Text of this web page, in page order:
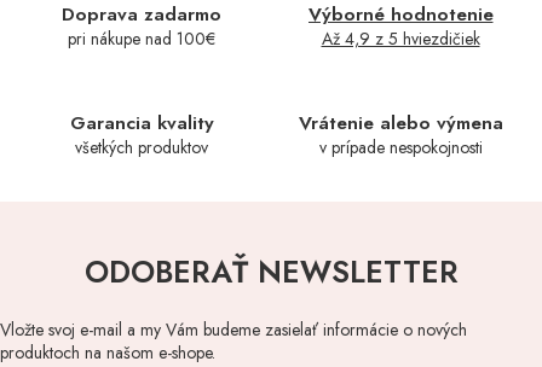
s
u
Doprava zadarmo
pri nákupe nad 100€
Výborné hodnotenie
Až 4,9 z 5 hviezdičiek
Garancia kvality
všetkých produktov
Vrátenie alebo výmena
v prípade nespokojnosti
ODOBERAŤ NEWSLETTER
Vložte svoj e-mail a my Vám budeme zasielať informácie o nových
produktoch na našom e-shope.